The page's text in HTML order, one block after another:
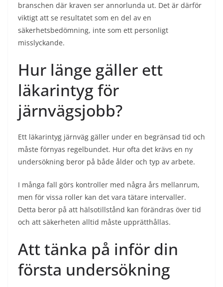
branschen där kraven ser annorlunda ut. Det är därför
viktigt att se resultatet som en del av en
säkerhetsbedömning, inte som ett personligt
misslyckande.
Hur länge gäller ett
läkarintyg för
järnvägsjobb?
Ett läkarintyg järnväg gäller under en begränsad tid och
måste förnyas regelbundet. Hur ofta det krävs en ny
undersökning beror på både ålder och typ av arbete.
I många fall görs kontroller med några års mellanrum,
men för vissa roller kan det vara tätare intervaller.
Detta beror på att hälsotillstånd kan förändras över tid
och att säkerheten alltid måste upprätthållas.
Att tänka på inför din
första undersökning